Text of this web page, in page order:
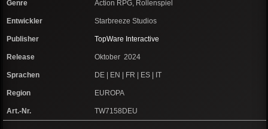
Genre Action RPG, Rollenspiel
Entwickler Starbreeze Studios
Publisher TopWare Interactive
Release Oktober 2024
Sprachen DE | EN | FR | ES | IT
Region EUROPA
Art.-Nr. TW7158DEU